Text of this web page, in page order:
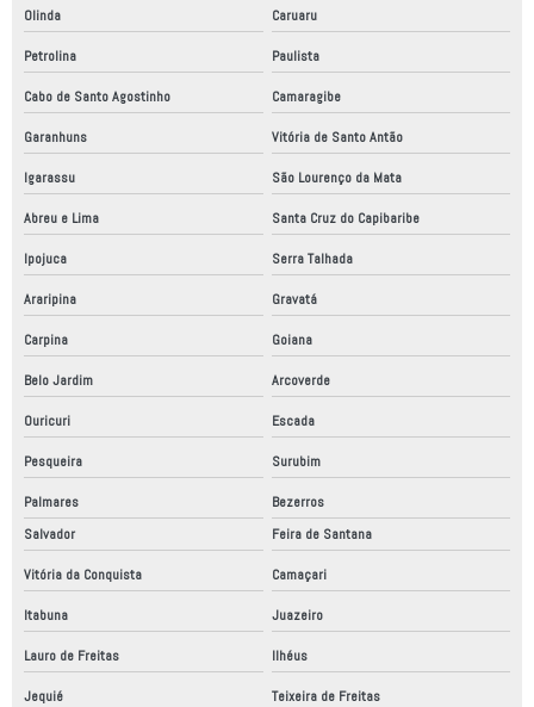
Olinda Caruaru
Petrolina Paulista
Cabo de Santo Agostinho Camaragibe
Garanhuns Vitória de Santo Antão
Igarassu São Lourenço da Mata
Abreu e Lima Santa Cruz do Capibaribe
Ipojuca Serra Talhada
Araripina Gravatá
Carpina Goiana
Belo Jardim Arcoverde
Ouricuri Escada
Pesqueira Surubim
Palmares
Bezerros
Salvador
Feira de Santana
Vitória da Conquista Camaçari
Itabuna Juazeiro
Lauro de Freitas Ilhéus
Jequié Teixeira de Freitas